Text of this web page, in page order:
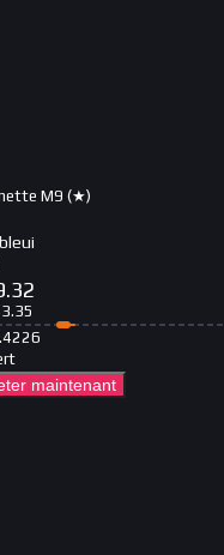
M9 (★)
maintenant